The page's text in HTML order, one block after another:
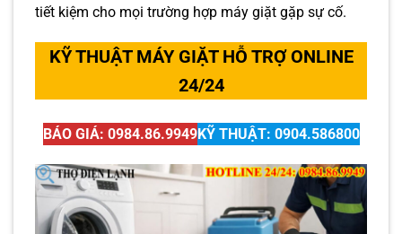
tiết kiệm cho mọi trường hợp máy giặt gặp sự cố.
KỸ THUẬT MÁY GIẶT HỖ TRỢ ONLINE
24/24
BÁO GIÁ: 0984.86.9949KỸ THUẬT: 0904.586800